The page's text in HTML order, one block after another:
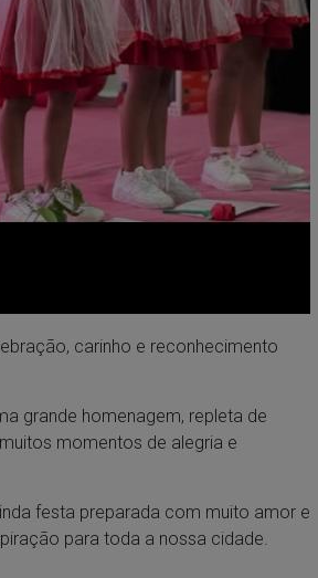
carinho e reconhecimento
grande homenagem, repleta de
momentos de alegria e
festa preparada com muito amor e
para toda a nossa cidade.